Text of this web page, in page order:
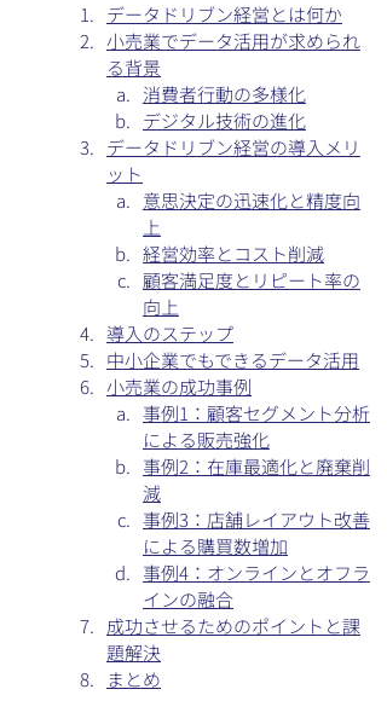
データドリブン経営とは何か
小売業でデータ活用が求められ
る背景
消費者行動の多様化
デジタル技術の進化
データドリブン経営の導入メリ
ット
意思決定の迅速化と精度向
上
経営効率とコスト削減
顧客満足度とリピート率の
向上
導入のステップ
中小企業でもできるデータ活用
小売業の成功事例
事例1：顧客セグメント分析
による販売強化
事例2：在庫最適化と廃棄削
減
事例3：店舗レイアウト改善
による購買数増加
事例4：オンラインとオフラ
インの融合
成功させるためのポイントと課
題解決
まとめ